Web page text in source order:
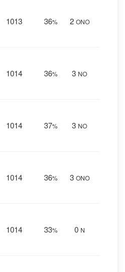
1013 36% 2 ONO
1014 36% 3 NO
1014 37% 3 NO
1014 36% 3 ONO
1014 33% 0 N